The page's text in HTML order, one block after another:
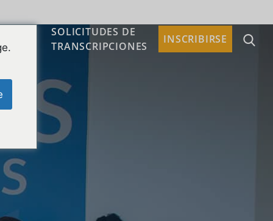
SOLICITUDES DE
TRANSCRIPCIONES
INSCRIBIRSE